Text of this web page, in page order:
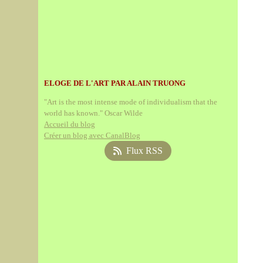
ELOGE DE L'ART PAR ALAIN TRUONG
"Art is the most intense mode of individualism that the
world has known." Oscar Wilde
Accueil du blog
Créer un blog avec CanalBlog
Flux RSS